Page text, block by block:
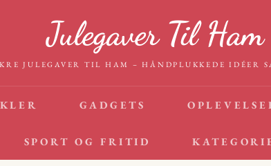
Julegaver Til Ham
JULEGAVER TIL HAM – HÅNDPLUKKEDE IDÉER
GADGETS
SPORT OG FRITID